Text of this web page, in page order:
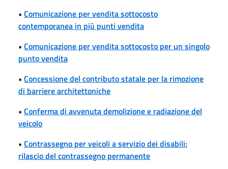
• Comunicazione per vendita sottocosto
contemporanea in più punti vendita
• Comunicazione per vendita sottocosto per un singolo
punto vendita
• Concessione del contributo statale per la rimozione
di barriere architettoniche
• Conferma di avvenuta demolizione e radiazione del
veicolo
• Contrassegno per veicoli a servizio dei disabili:
rilascio del contrassegno permanente